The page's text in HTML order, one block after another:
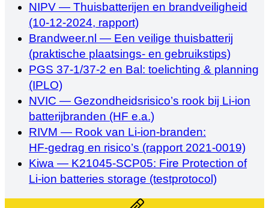
NIPV — Thuisbatterijen en brandveiligheid
(10‑12‑2024, rapport)
Brandweer.nl — Een veilige thuisbatterij
(praktische plaatsings- en gebruikstips)
PGS 37‑1/37‑2 en Bal: toelichting & planning
(IPLO)
NVIC — Gezondheidsrisico’s rook bij Li‑ion
batterijbranden (HF e.a.)
RIVM — Rook van Li‑ion‑branden:
HF‑gedrag en risico’s (rapport 2021‑0019)
Kiwa — K21045‑SCP05: Fire Protection of
Li‑ion batteries storage (testprotocol)